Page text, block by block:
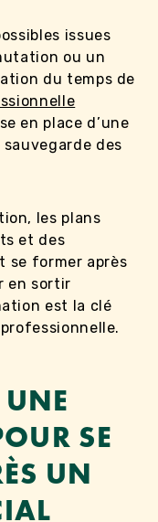
issues
ou un
du temps de
en place d’une
des
les plans
et des
se former après
en sortir
est la clé
SE
UN